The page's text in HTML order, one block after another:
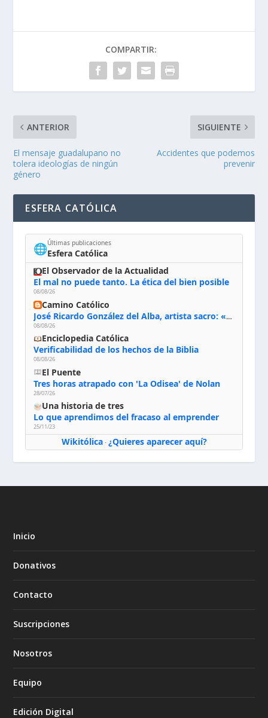
COMPARTIR:
ANTERIOR
El mensaje guadalupano no
tolera ideologías de ningún
género
SIGUIENTE
Accidentes que podemos
prevenir
ESFERA CATÓLICA
🌐Últimas publicaciones
Esfera Católica
El Observador de la Actualidad
El mal no puede tanto. La ética del bien posible
08/08/26
Camino Católico
José Ricardo González del Alba, artista sacro: «Yo oro, hablo con Dios, le pido al Espíritu Santo su inspiración y siempre pinto rezando el rosario para que sea Él quien actúe a través de mis manos»
08/08/26
Enciclopedia Católica
Verificabilidad de los hechos de la Biblia
08/08/26
El Puente
Tres horas atrapado con 'La Odisea' de Nolan
28/07/26
Una historia de tres
Lo que aprendimos del fracaso al emprender
25/11/23
Wikitólica· ¿Quieres aparecer aquí?
Inicio
Donativos
Contacto
Suscripciones
Nosotros
Equipo
Edición Digital